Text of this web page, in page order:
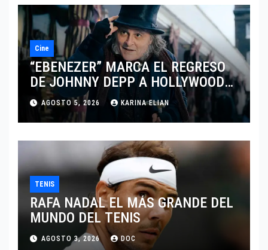
Cine
“EBENEZER” MARCA EL REGRESO
DE JOHNNY DEPP A HOLLYWOOD
TRAS SU PASO POR EL CINE
INDEPENDIENTE EUROPEO
AGOSTO 5, 2026 KARINA ELIAN
TENIS
RAFA NADAL EL MÁS GRANDE DEL
MUNDO DEL TENIS
AGOSTO 3, 2026 DOC